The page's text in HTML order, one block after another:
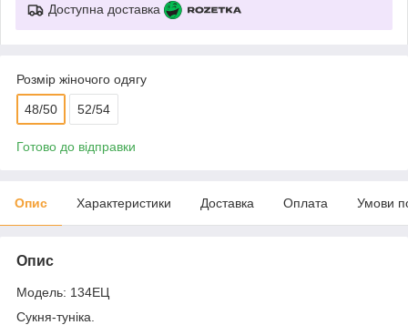
Доступна доставка
Розмір жіночого одягу
48/50 52/54
Готово до відправки
Опис Характеристики Доставка Оплата Умови
Опис
Модель: 134ЕЦ
Сукня-туніка.